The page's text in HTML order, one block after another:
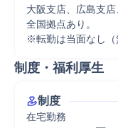
大阪支店、広島支
全国拠点あり。
※転勤は当面なし（
制度・福利厚生
制度
在宅勤務